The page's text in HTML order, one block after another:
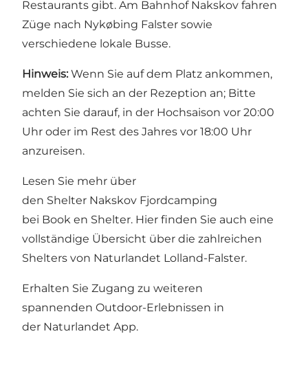
Restaurants gibt. Am Bahnhof Nakskov fahren
Züge nach Nykøbing Falster sowie
verschiedene lokale Busse.
Hinweis: Wenn Sie auf dem Platz ankommen,
melden Sie sich an der Rezeption an; Bitte
achten Sie darauf, in der Hochsaison vor 20:00
Uhr oder im Rest des Jahres vor 18:00 Uhr
anzureisen.
Lesen Sie mehr über
den Shelter Nakskov Fjordcamping
bei Book en Shelter. Hier finden Sie auch eine
vollständige Übersicht über die zahlreichen
Shelters von Naturlandet Lolland-Falster.
Erhalten Sie Zugang zu weiteren
spannenden Outdoor-Erlebnissen in
der Naturlandet App.